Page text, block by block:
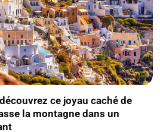
ce joyau caché de
la montagne dans un